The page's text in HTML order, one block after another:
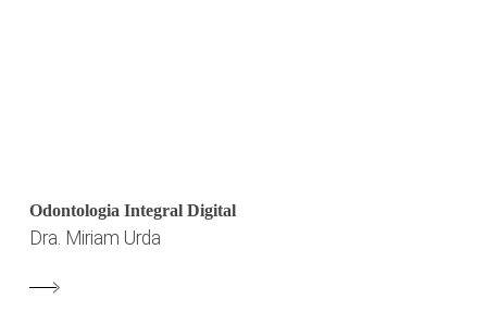
Odontologia Integral Digital
Dra. Miriam Urda